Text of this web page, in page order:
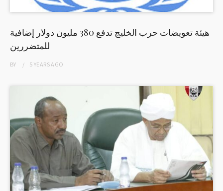
هيئة تعويضات حرب الخليج تدفع 380 مليون دولار إضافية
للمتضررين
BY 5 YEARSAGO